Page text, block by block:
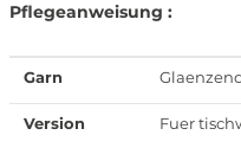
Pflegeanweisung :
Garn
Version Fuer